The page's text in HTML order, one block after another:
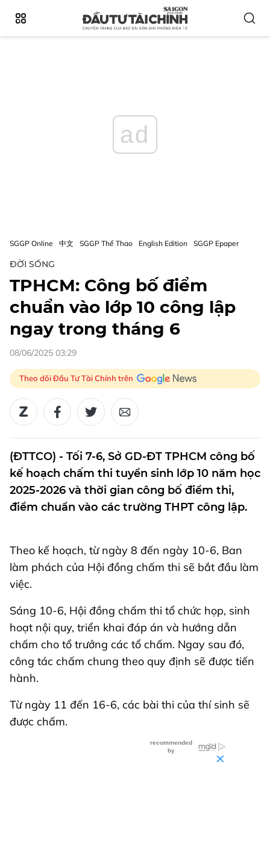
ad
SGGP Online 中文 SGGP Thể Thao English Edition SGGP Epaper
ĐỜI SỐNG
TPHCM: Công bố điểm
chuẩn vào lớp 10 công lập
ngay trong tháng 6
08/06/2025 03:29
Theo dõi Đầu Tư Tài Chính trên
(ĐTTCO) - Tối 7-6, Sở GD-ĐT TPHCM công bố
kế hoạch chấm thi tuyển sinh lớp 10 năm học
2025-2026 và thời gian công bố điểm thi,
điểm chuẩn vào các trường THPT công lập.
Theo kế hoạch, từ ngày 8 đến ngày 10-6, Ban
làm phách của Hội đồng chấm thi sẽ bắt đầu làm
việc.
Sáng 10-6, Hội đồng chấm thi tổ chức họp, sinh
hoạt nội quy, triển khai đáp án và hướng dẫn
chấm cho tổ trưởng các tổ chấm. Ngay sau đó,
công tác chấm chung theo quy định sẽ được tiến
hành.
Từ ngày 11 đến 16-6, các bài thi của thí sinh sẽ
được chấm.